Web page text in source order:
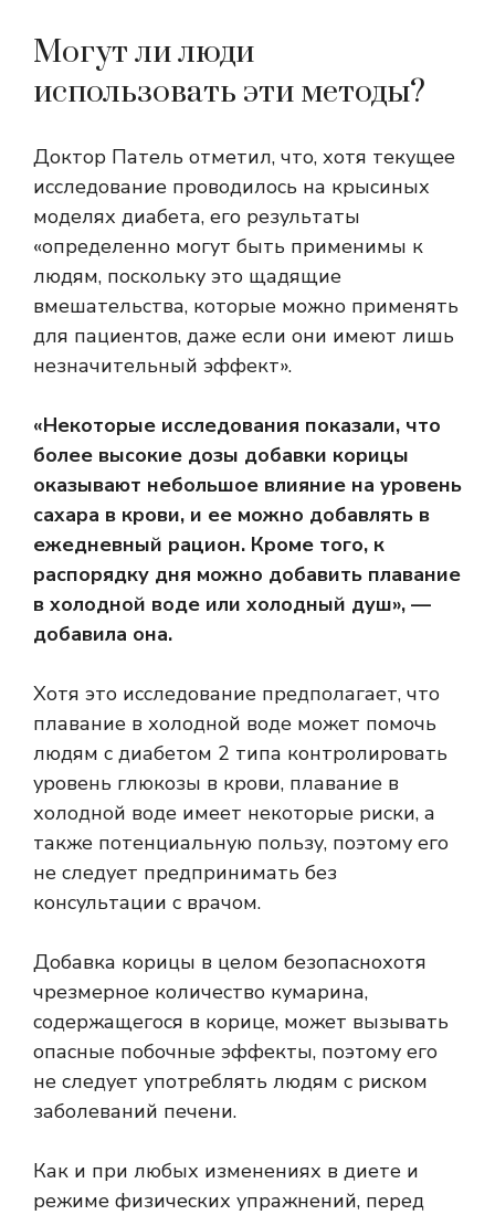
Могут ли люди
использовать эти методы?
Доктор Патель отметил, что, хотя текущее
исследование проводилось на крысиных
моделях диабета, его результаты
«определенно могут быть применимы к
людям, поскольку это щадящие
вмешательства, которые можно применять
для пациентов, даже если они имеют лишь
незначительный эффект».
«Некоторые исследования показали, что
более высокие дозы добавки корицы
оказывают небольшое влияние на уровень
сахара в крови, и ее можно добавлять в
ежедневный рацион. Кроме того, к
распорядку дня можно добавить плавание
в холодной воде или холодный душ», —
добавила она.
Хотя это исследование предполагает, что
плавание в холодной воде может помочь
людям с диабетом 2 типа контролировать
уровень глюкозы в крови, плавание в
холодной воде имеет некоторые риски, а
также потенциальную пользу, поэтому его
не следует предпринимать без
консультации с врачом.
Добавка корицы в целом безопаснохотя
чрезмерное количество кумарина,
содержащегося в корице, может вызывать
опасные побочные эффекты, поэтому его
не следует употреблять людям с риском
заболеваний печени.
Как и при любых изменениях в диете и
режиме физических упражнений, перед